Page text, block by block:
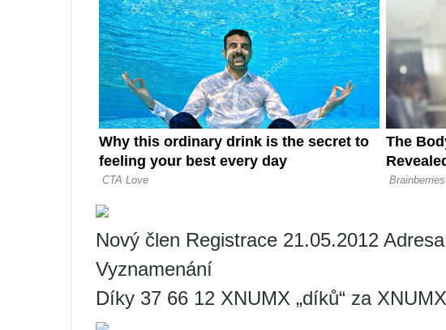
Nový člen Registrace 21.05.2012
Vyznamenání
Díky 37 66 12 XNUMX „díků“ za